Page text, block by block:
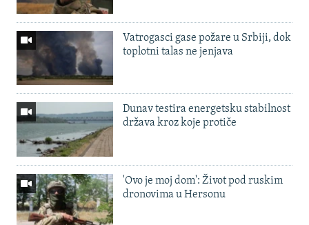
Vatrogasci gase požare u Srbiji, dok
toplotni talas ne jenjava
Dunav testira energetsku stabilnost
država kroz koje protiče
'Ovo je moj dom': Život pod ruskim
dronovima u Hersonu